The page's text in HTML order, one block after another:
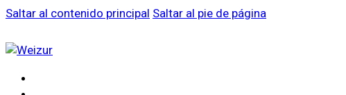
Saltar al contenido principal Saltar al pie de página